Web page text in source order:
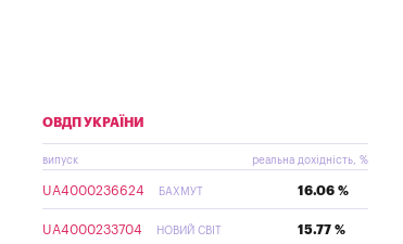
ОВДП УКРАЇНИ
випуск реальна дохідність, %
UA4000236624 БАХМУТ 16.06 %
UA4000233704 НОВИЙ СВІТ 15.77 %